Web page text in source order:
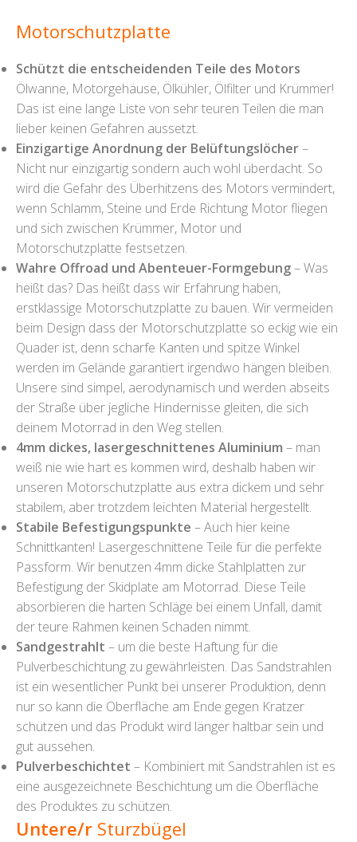
Motorschutzplatte
Schützt die entscheidenden Teile des Motors
Ölwanne, Motorgehäuse, Ölkühler, Ölfilter und Krümmer!
Das ist eine lange Liste von sehr teuren Teilen die man
lieber keinen Gefahren aussetzt.
Einzigartige Anordnung der Belüftungslöcher–
Nicht nur einzigartig sondern auch wohl überdacht. So
wird die Gefahr des Überhitzens des Motors vermindert,
wenn Schlamm, Steine und Erde Richtung Motor fliegen
und sich zwischen Krümmer, Motor und
Motorschutzplatte festsetzen.
Wahre Offroad und Abenteuer-Formgebung– Was
heißt das? Das heißt dass wir Erfahrung haben,
erstklassige Motorschutzplatte zu bauen. Wir vermeiden
beim Design dass der Motorschutzplatte so eckig wie ein
Quader ist, denn scharfe Kanten und spitze Winkel
werden im Gelände garantiert irgendwo hängen bleiben.
Unsere sind simpel, aerodynamisch und werden abseits
der Straße über jegliche Hindernisse gleiten, die sich
deinem Motorrad in den Weg stellen.
4mm dickes, lasergeschnittenes Aluminium – man
weiß nie wie hart es kommen wird, deshalb haben wir
unseren Motorschutzplatte aus extra dickem und sehr
stabilem, aber trotzdem leichten Material hergestellt.
Stabile Befestigungspunkte – Auch hier keine
Schnittkanten! Lasergeschnittene Teile für die perfekte
Passform. Wir benutzen 4mm dicke Stahlplatten zur
Befestigung der Skidplate am Motorrad. Diese Teile
absorbieren die harten Schläge bei einem Unfall, damit
der teure Rahmen keinen Schaden nimmt.
Sandgestrahlt – um die beste Haftung für die
Pulverbeschichtung zu gewährleisten. Das Sandstrahlen
ist ein wesentlicher Punkt bei unserer Produktion, denn
nur so kann die Oberfläche am Ende gegen Kratzer
schützen und das Produkt wird länger haltbar sein und
gut aussehen.
Pulverbeschichtet – Kombiniert mit Sandstrahlen ist es
eine ausgezeichnete Beschichtung um die Oberfläche
des Produktes zu schützen.
Untere/r Sturzbügel